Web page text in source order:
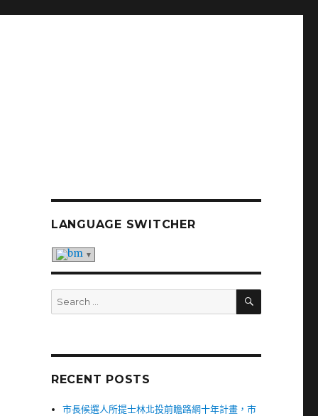
LANGUAGE SWITCHER
Search
for:
SEARCH
RECENT POSTS
市長候選人所提士林北投前瞻路網十年計畫，市